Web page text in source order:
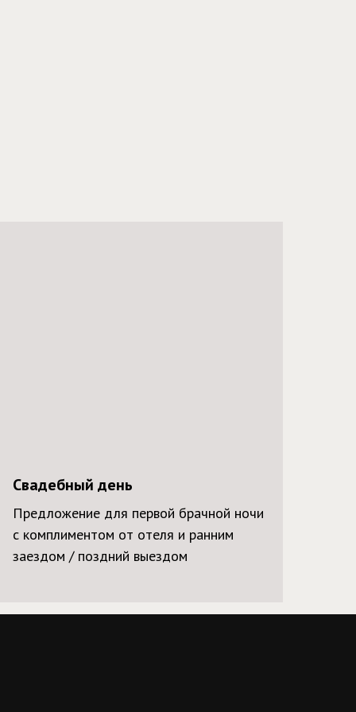
Свадебный день
Предложение для первой брачной ночи
с комплиментом от отеля и ранним
заездом / поздний выездом